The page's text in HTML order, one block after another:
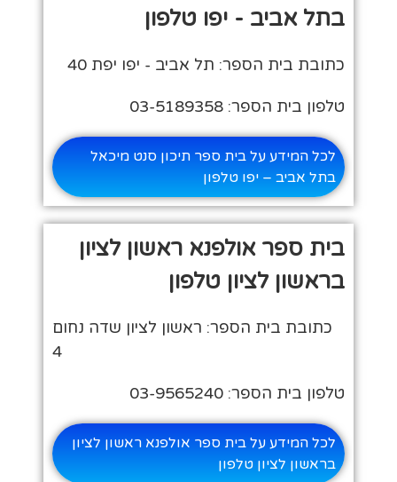
בתל אביב - יפו טלפון
כתובת בית הספר: תל אביב - יפו יפת 40
טלפון בית הספר: 03-5189358
לכל המידע על בית ספר תיכון סנט מיכאל
בתל אביב – יפו טלפון
בית ספר אולפנא ראשון לציון
בראשון לציון טלפון
כתובת בית הספר: ראשון לציון שדה נחום
4
טלפון בית הספר: 03-9565240
לכל המידע על בית ספר אולפנא ראשון לציון
בראשון לציון טלפון